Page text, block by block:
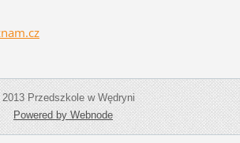
am.cz
Przedszkole w Wędryni
Powered by Webnode